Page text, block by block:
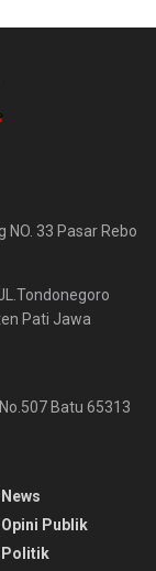
NO. 33 Pasar Rebo
Pati Jawa
Batu 65313
News
Opini Publik
Politik